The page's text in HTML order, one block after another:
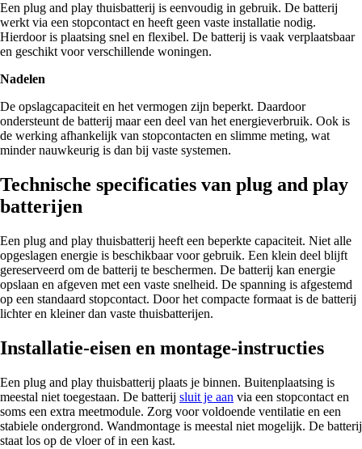
Een plug and play thuisbatterij is eenvoudig in gebruik. De batterij
werkt via een stopcontact en heeft geen vaste installatie nodig.
Hierdoor is plaatsing snel en flexibel. De batterij is vaak verplaatsbaar
en geschikt voor verschillende woningen.
Nadelen
De opslagcapaciteit en het vermogen zijn beperkt. Daardoor
ondersteunt de batterij maar een deel van het energieverbruik. Ook is
de werking afhankelijk van stopcontacten en slimme meting, wat
minder nauwkeurig is dan bij vaste systemen.
Technische specificaties van plug and play
batterijen
Een plug and play thuisbatterij heeft een beperkte capaciteit. Niet alle
opgeslagen energie is beschikbaar voor gebruik. Een klein deel blijft
gereserveerd om de batterij te beschermen. De batterij kan energie
opslaan en afgeven met een vaste snelheid. De spanning is afgestemd
op een standaard stopcontact. Door het compacte formaat is de batterij
lichter en kleiner dan vaste thuisbatterijen.
Installatie-eisen en montage-instructies
Een plug and play thuisbatterij plaats je binnen. Buitenplaatsing is
meestal niet toegestaan. De batterij sluit je aan via een stopcontact en
soms een extra meetmodule. Zorg voor voldoende ventilatie en een
stabiele ondergrond. Wandmontage is meestal niet mogelijk. De batterij
staat los op de vloer of in een kast.